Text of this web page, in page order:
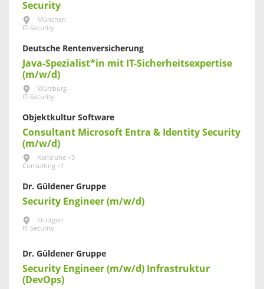
Security
München
IT-Security
Deutsche Rentenversicherung
Java-Spezialist*in mit IT-Sicherheitsexpertise
(m/w/d)
Würzburg
IT-Security
Objektkultur Software
Consultant Microsoft Entra & Identity Security
(m/w/d)
Karlsruhe +3
Consulting +1
Dr. Güldener Gruppe
Security Engineer (m/w/d)
Stuttgart
IT-Security
Dr. Güldener Gruppe
Security Engineer (m/w/d) Infrastruktur
(DevOps)